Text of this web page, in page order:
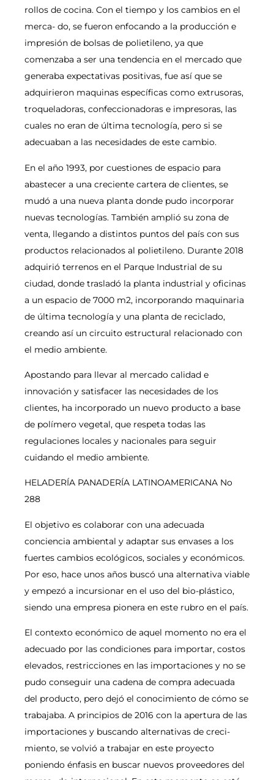
rollos de cocina. Con el tiempo y los cambios en el
merca- do, se fueron enfocando a la producción e
impresión de bolsas de polietileno, ya que
comenzaba a ser una tendencia en el mercado que
generaba expectativas positivas, fue así que se
adquirieron maquinas específicas como extrusoras,
troqueladoras, confeccionadoras e impresoras, las
cuales no eran de última tecnología, pero si se
adecuaban a las necesidades de este cambio.
En el año 1993, por cuestiones de espacio para
abastecer a una creciente cartera de clientes, se
mudó a una nueva planta donde pudo incorporar
nuevas tecnologías. También amplió su zona de
venta, llegando a distintos puntos del país con sus
productos relacionados al polietileno. Durante 2018
adquirió terrenos en el Parque Industrial de su
ciudad, donde trasladó la planta industrial y oficinas
a un espacio de 7000 m2, incorporando maquinaria
de última tecnología y una planta de reciclado,
creando así un circuito estructural relacionado con
el medio ambiente.
Apostando para llevar al mercado calidad e
innovación y satisfacer las necesidades de los
clientes, ha incorporado un nuevo producto a base
de polímero vegetal, que respeta todas las
regulaciones locales y nacionales para seguir
cuidando el medio ambiente.
HELADERÍA PANADERÍA LATINOAMERICANA No
288
El objetivo es colaborar con una adecuada
conciencia ambiental y adaptar sus envases a los
fuertes cambios ecológicos, sociales y económicos.
Por eso, hace unos años buscó una alternativa viable
y empezó a incursionar en el uso del bio-plástico,
siendo una empresa pionera en este rubro en el país.
El contexto económico de aquel momento no era el
adecuado por las condiciones para importar, costos
elevados, restricciones en las importaciones y no se
pudo conseguir una cadena de compra adecuada
del producto, pero dejó el conocimiento de cómo se
trabajaba. A principios de 2016 con la apertura de las
importaciones y buscando alternativas de creci-
miento, se volvió a trabajar en este proyecto
poniendo énfasis en buscar nuevos proveedores del